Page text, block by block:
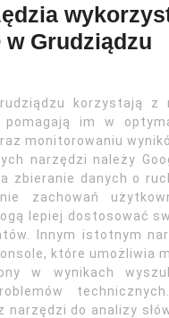
Grudziądzu
korzystają z
pomagają im w
monitorowaniu
narzędzi należy
zbieranie danych o
zachowań
lepiej dostosować
Innym istotnym
które umożliwia
w wynikach
narzędzi do analizy